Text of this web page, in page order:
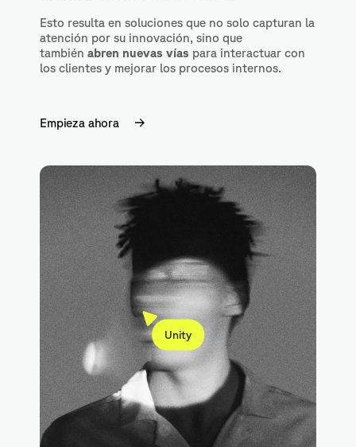
Esto resulta en soluciones que no solo capturan la
atención por su innovación, sino que
también abren nuevas vías para interactuar con
los clientes y mejorar los procesos internos.
Empieza ahora
Unity